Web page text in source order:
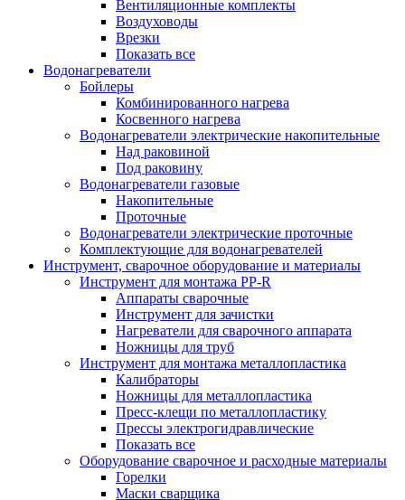
Вентиляционные комплекты
Воздуховоды
Врезки
Показать все
Водонагреватели
Бойлеры
Комбинированного нагрева
Косвенного нагрева
Водонагреватели электрические накопительные
Над раковиной
Под раковину
Водонагреватели газовые
Накопительные
Проточные
Водонагреватели электрические проточные
Комплектующие для водонагревателей
Инструмент, сварочное оборудование и материалы
Инструмент для монтажа PP-R
Аппараты сварочные
Инструмент для зачистки
Нагреватели для сварочного аппарата
Ножницы для труб
Инструмент для монтажа металлопластика
Калибраторы
Ножницы для металлопластика
Пресс-клещи по металлопластику
Прессы электрогидравлические
Показать все
Оборудование сварочное и расходные материалы
Горелки
Маски сварщика